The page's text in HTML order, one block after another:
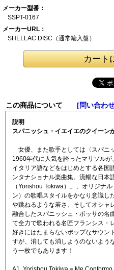
メーカー型番：
SSPT-0167
メーカーURL：
SHELLAC DISC（通常輸入盤）
この商品について [問い合わ
説明
スパニッシュ・イエイエのクイーン
女優、また歌手としては〈スパニ
1960年代に人気を誇ったマリソルが
イタリア語などをはじめとする各国
ンタナショナル楽曲集。流暢な日本
（Yorishou Tokiwa）」、オリジナ
ン）の歌唱スタイルをかなり意識し
や跳ねるような若さ、そしてオシャ
融合したスパニッシュ・ボッサの名
て全力で歌われる名匠フランシス・
好きにはたまらないポップなサウン
すが、消しても消しようのないよう
う一枚でもあります！